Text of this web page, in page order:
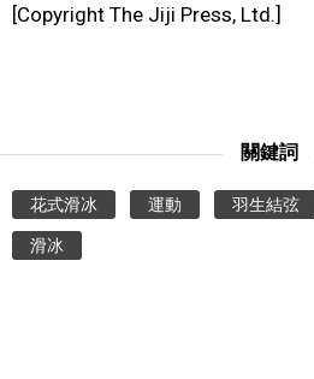
[Copyright The Jiji Press, Ltd.]
關鍵詞
花式滑冰 運動 羽生結弦
滑冰